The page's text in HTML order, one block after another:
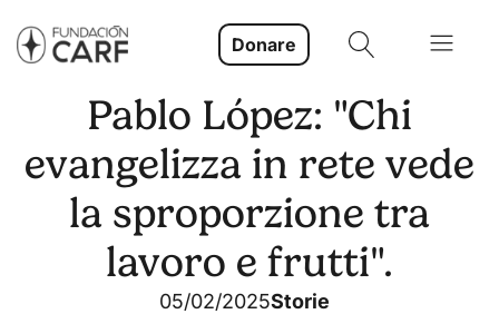
Donare
Pablo López: "Chi
evangelizza in rete vede
la sproporzione tra
lavoro e frutti".
05/02/2025Storie